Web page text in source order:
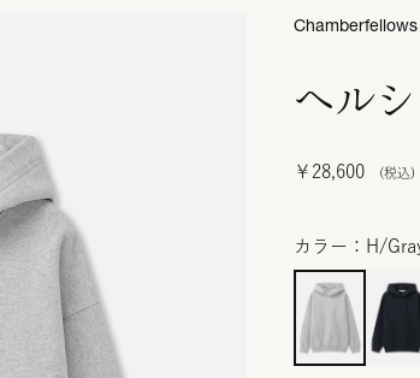
ヘル
￥28,600
Chamberfellows
カラー：H/